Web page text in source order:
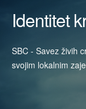
Identitet
SBC - Savez živih
svojim lokalnim